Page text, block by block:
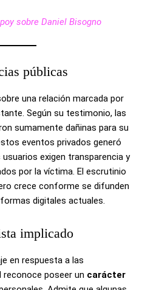
sobre Daniel Bisogno
públicas
una relación marcada por
Según su testimonio, las
sumamente dañinas para su
eventos privados generó
exigen transparencia y
por la víctima. El escrutinio
crece conforme se difunden
digitales actuales.
implicado
en respuesta a las
reconoce poseer un carácter